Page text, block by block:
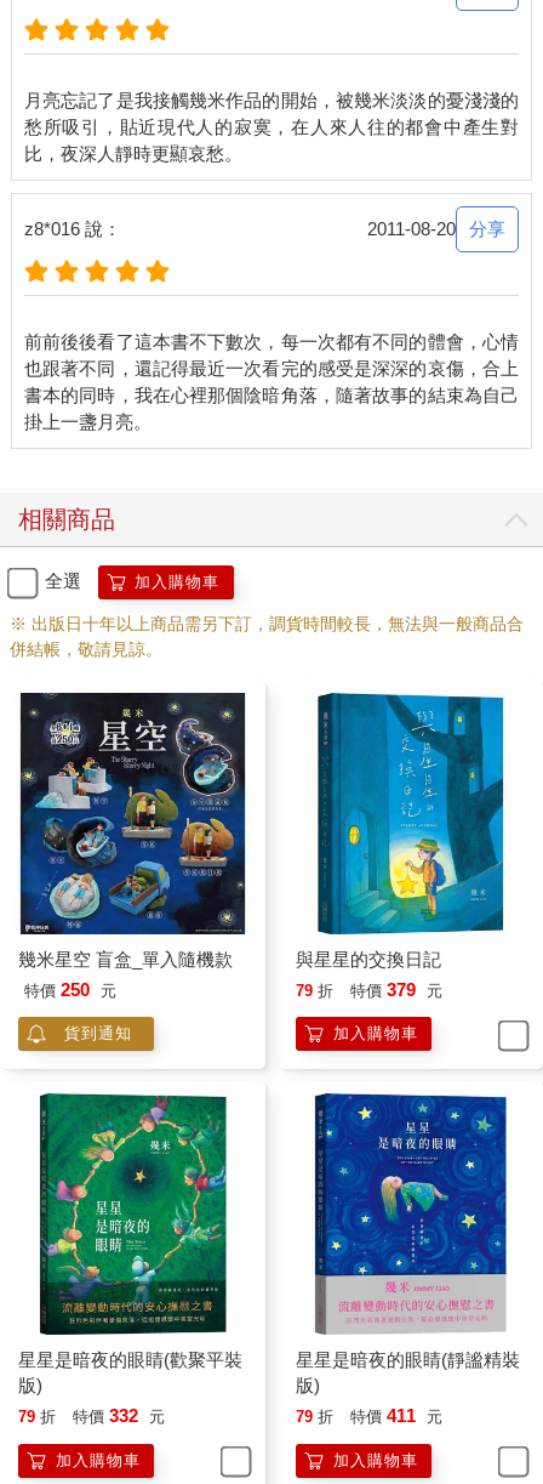
月亮忘記了是我接觸幾米作品的開始，被幾米淡淡的憂淺淺的
愁所吸引，貼近現代人的寂寞，在人來人往的都會中產生對
z8*016 說： 2011-08-20 分享
前前後後看了這本書不下數次，每一次都有不同的體會，心情
也跟著不同，還記得最近一次看完的感受是深深的哀傷，合上
書本的同時，我在心裡那個陰暗角落，隨著故事的結束為自己
相關商品
全選 加入購物車
※ 出版日十年以上商品需另下訂，調貨時間較長，無法與一般商品合
併結帳，敬請見諒。
幾米星空 盲盒_單入隨機款
特價 250 元
貨到通知
與星星的交換日記
79 折 特價 379 元
加入購物車
星星是暗夜的眼睛(歡聚平裝
版)
79 折 特價 332 元
加入購物車
星星是暗夜的眼睛(靜謐精裝
版)
79 折 特價 411 元
加入購物車